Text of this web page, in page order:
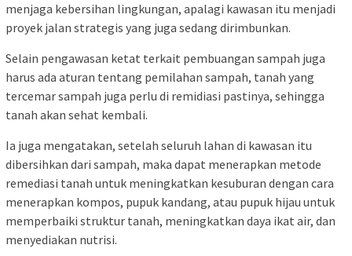
menjaga kebersihan lingkungan, apalagi kawasan itu menjadi
proyek jalan strategis yang juga sedang dirimbunkan.
Selain pengawasan ketat terkait pembuangan sampah juga
harus ada aturan tentang pemilahan sampah, tanah yang
tercemar sampah juga perlu di remidiasi pastinya, sehingga
tanah akan sehat kembali.
Ia juga mengatakan, setelah seluruh lahan di kawasan itu
dibersihkan dari sampah, maka dapat menerapkan metode
remediasi tanah untuk meningkatkan kesuburan dengan cara
menerapkan kompos, pupuk kandang, atau pupuk hijau untuk
memperbaiki struktur tanah, meningkatkan daya ikat air, dan
menyediakan nutrisi.